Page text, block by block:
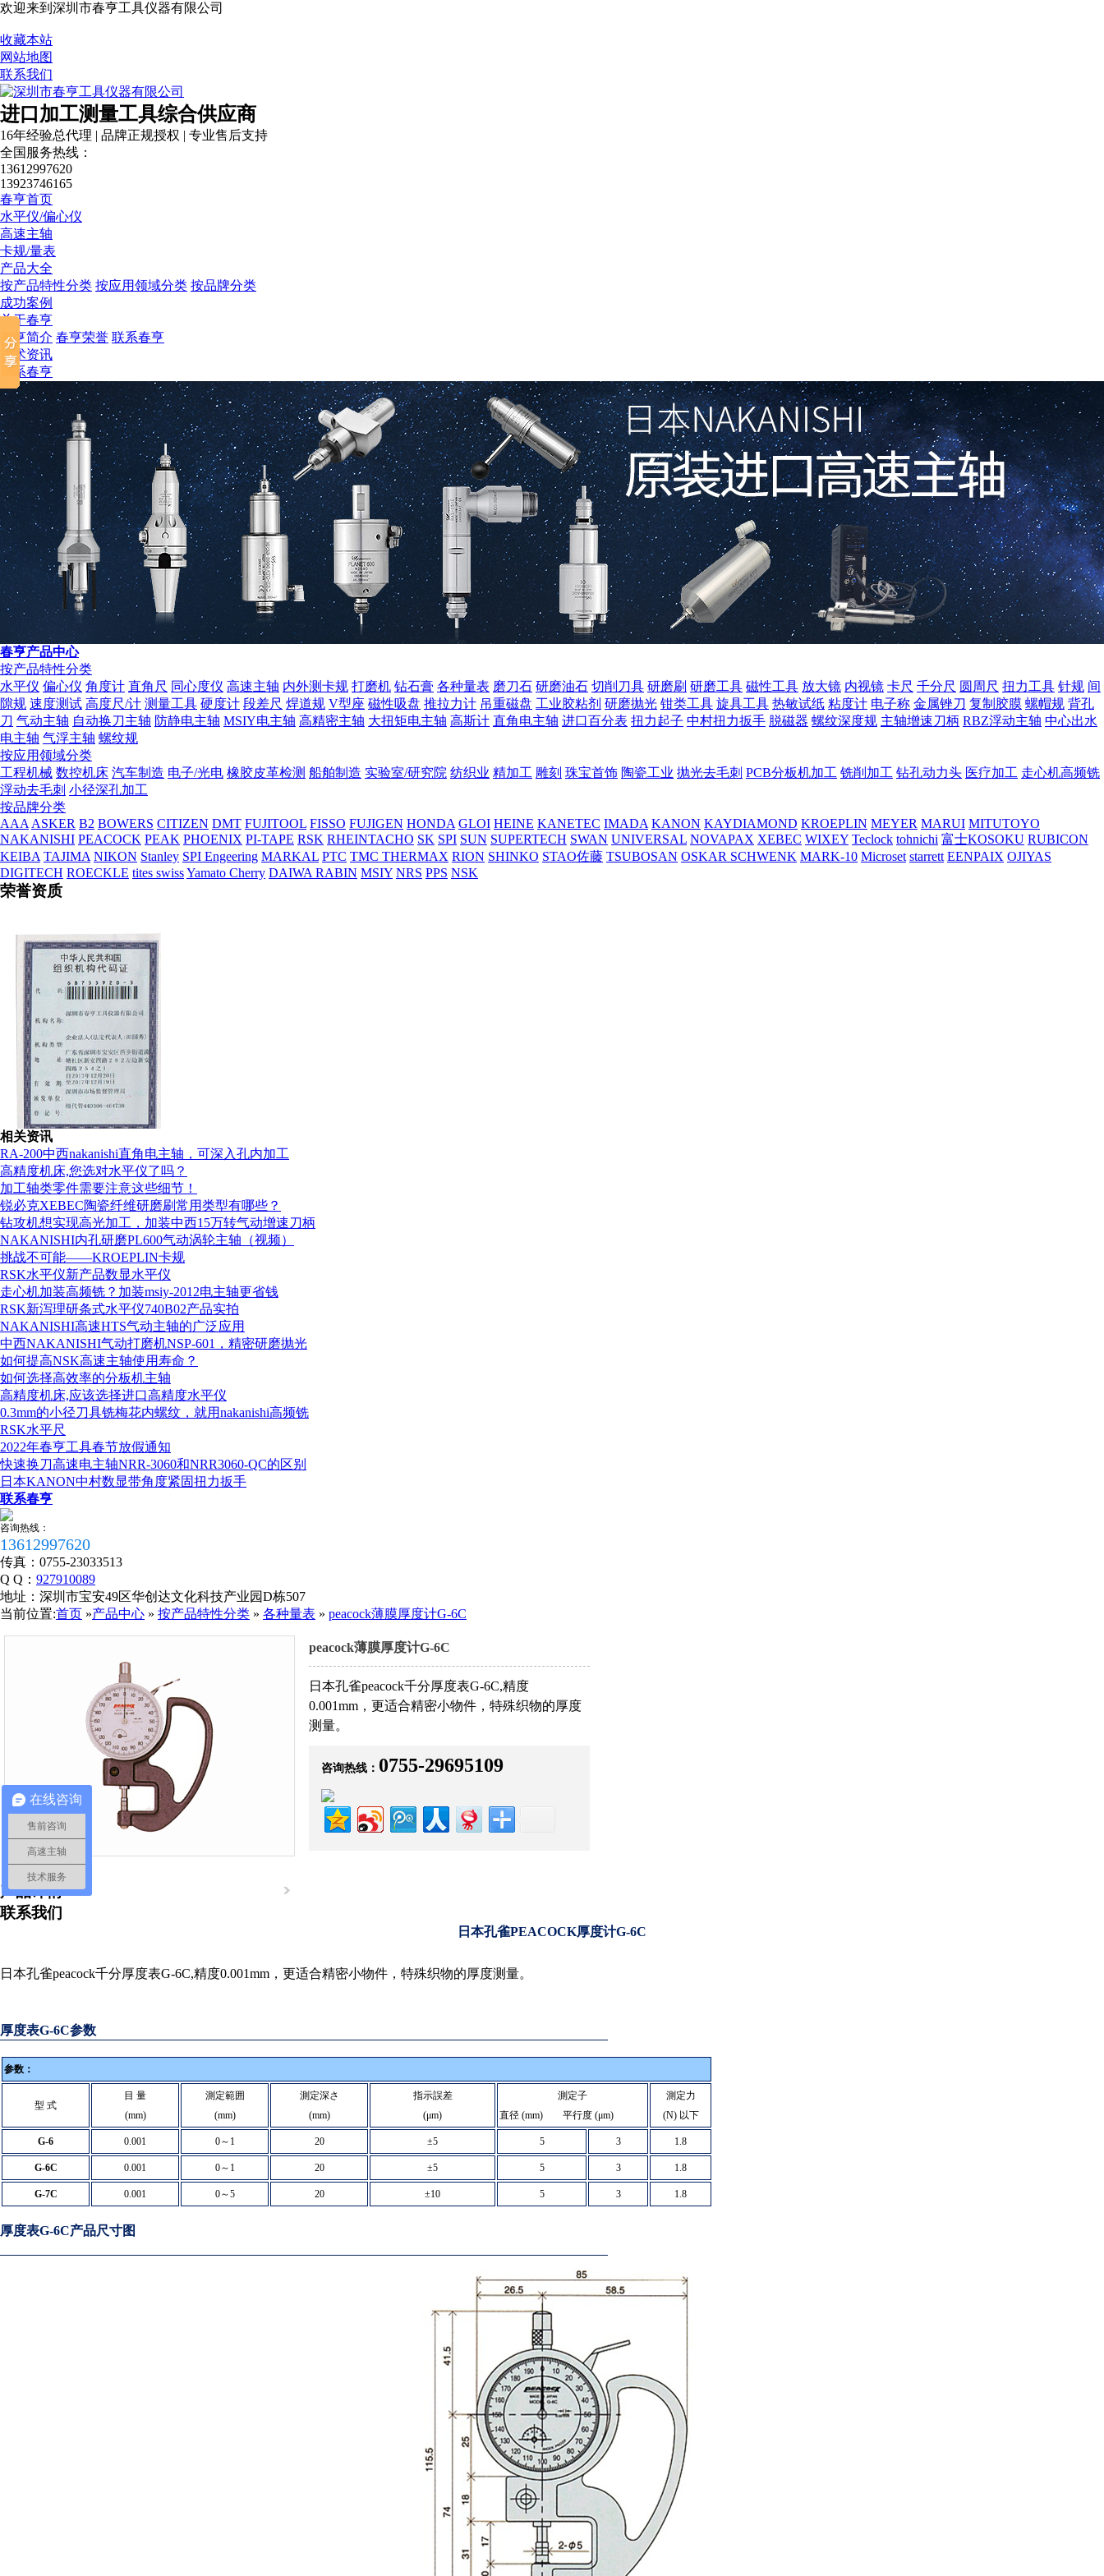
欢迎来到深圳市春亨工具仪器有限公司
收藏本站
网站地图
联系我们
进口加工测量工具综合供应商
16年经验总代理 | 品牌正规授权 | 专业售后支持
全国服务热线：
13612997620
13923746165
春亨首页
水平仪/偏心仪
高速主轴
卡规/量表
产品大全
按产品特性分类 按应用领域分类 按品牌分类
成功案例
关于春亨
春亨简介 春亨荣誉 联系春亨
技术资讯
联系春亨
春亨产品中心
按产品特性分类
水平仪 偏心仪 角度计 直角尺 同心度仪 高速主轴 内外测卡规 打磨机 钻石膏 各种量表 磨刀石 研磨油石 切削刀具 研磨刷 研磨工具 磁性工具 放大镜 内视镜 卡尺 千分尺 圆周尺 扭力工具 针规 间
隙规 速度测试 高度尺/计 测量工具 硬度计 段差尺 焊道规 V型座 磁性吸盘 推拉力计 吊重磁盘 工业胶粘剂 研磨抛光 钳类工具 旋具工具 热敏试纸 粘度计 电子称 金属锉刀 复制胶膜 螺帽规 背孔
刀 气动主轴 自动换刀主轴 防静电主轴 MSIY电主轴 高精密主轴 大扭矩电主轴 高斯计 直角电主轴 进口百分表 扭力起子 中村扭力扳手 脱磁器 螺纹深度规 主轴增速刀柄 RBZ浮动主轴 中心出水
电主轴 气浮主轴 螺纹规
按应用领域分类
工程机械 数控机床 汽车制造 电子/光电 橡胶皮革检测 船舶制造 实验室/研究院 纺织业 精加工 雕刻 珠宝首饰 陶瓷工业 抛光去毛刺 PCB分板机加工 铣削加工 钻孔动力头 医疗加工 走心机高频铣
浮动去毛刺 小径深孔加工
按品牌分类
AAA ASKER B2 BOWERS CITIZEN DMT FUJITOOL FISSO FUJIGEN HONDA GLOI HEINE KANETEC IMADA KANON KAYDIAMOND KROEPLIN MEYER MARUI MITUTOYO
NAKANISHI PEACOCK PEAK PHOENIX PI-TAPE RSK RHEINTACHO SK SPI SUN SUPERTECH SWAN UNIVERSAL NOVAPAX XEBEC WIXEY Teclock tohnichi 富士KOSOKU RUBICON
KEIBA TAJIMA NIKON Stanley SPI Engeering MARKAL PTC TMC THERMAX RION SHINKO STAO佐藤 TSUBOSAN OSKAR SCHWENK MARK-10 Microset starrett EENPAIX OJIYAS
DIGITECH ROECKLE tites swissYamato Cherry DAIWA RABIN MSIY NRS PPS NSK
荣誉资质
税务登记证
营业执照
组织机构代码证
营业执照
相关资讯
RA-200中西nakanishi直角电主轴，可深入孔内加工
高精度机床,您选对水平仪了吗？
加工轴类零件需要注意这些细节！
锐必克XEBEC陶瓷纤维研磨刷常用类型有哪些？
钻攻机想实现高光加工，加装中西15万转气动增速刀柄
NAKANISHI内孔研磨PL600气动涡轮主轴（视频）
挑战不可能——KROEPLIN卡规
RSK水平仪新产品数显水平仪
走心机加装高频铣？加装msiy-2012电主轴更省钱
RSK新泻理研条式水平仪740B02产品实拍
NAKANISHI高速HTS气动主轴的广泛应用
中西NAKANISHI气动打磨机NSP-601，精密研磨抛光
如何提高NSK高速主轴使用寿命？
如何选择高效率的分板机主轴
高精度机床,应该选择进口高精度水平仪
0.3mm的小径刀具铣梅花内螺纹，就用nakanishi高频铣
RSK水平尺
2022年春亨工具春节放假通知
快速换刀高速电主轴NRR-3060和NRR3060-QC的区别
日本KANON中村数显带角度紧固扭力扳手
联系春亨
咨询热线：
13612997620
传真： 0755-23033513
Q Q： 927910089
地址： 深圳市宝安49区华创达文化科技产业园D栋507
当前位置:首页 »产品中心 » 按产品特性分类 » 各种量表 » peacock薄膜厚度计G-6C
peacock薄膜厚度计G-6C
日本孔雀peacock千分厚度表G-6C,精度
0.001mm，更适合精密小物件，特殊织物的厚度
测量。
咨询热线： 0755-29695109
产品详情
联系我们
日本孔雀PEACOCK厚度计G-6C
日本孔雀peacock千分厚度表G-6C,精度0.001mm，更适合精密小物件，特殊织物的厚度测量。
厚度表G-6C参数
参数：
型 式
目 量
(mm)
測定範囲
(mm)
測定深さ
(mm)
指示誤差
(μm)
測定子
直径 (mm) 平行度 (μm)
測定力
(N) 以下
G-6 0.001 0～ 1 20 ±5 5 3 1.8
G-6C 0.001 0～ 1 20 ±5 5 3 1.8
G-7C 0.001 0～5 20 ±10 5 3 1.8
厚度表G-6C产品尺寸图
在线咨询
售前咨询
高速主轴
技术服务